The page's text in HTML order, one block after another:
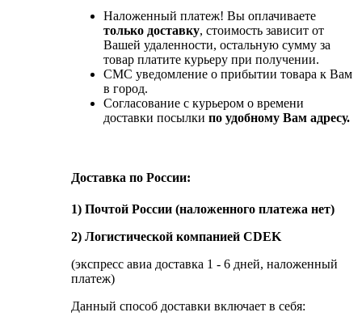
Наложенный платеж! Вы оплачиваете
только доставку, стоимость зависит от
Вашей удаленности, остальную сумму за
товар платите курьеру при получении.
СМС уведомление о прибытии товара к Вам
в город.
Согласование с курьером о времени
доставки посылки по удобному Вам адресу.
Доставка по России:
1) Почтой России (наложенного платежа нет)
2) Логистической компанией CDEK
(экспресс авиа доставка 1 - 6 дней, наложенный
платеж)
Данный способ доставки включает в себя: